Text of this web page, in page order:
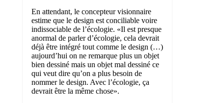
En attendant, le concepteur visionnaire
estime que le design est conciliable voire
indissociable de l’écologie. «Il est presque
anormal de parler d’écologie, cela devrait
déjà être intégré tout comme le design (…)
aujourd’hui on ne remarque plus un objet
bien dessiné mais un objet mal dessiné ce
qui veut dire qu’on a plus besoin de
nommer le design. Avec l’écologie, ça
devrait être la même chose».